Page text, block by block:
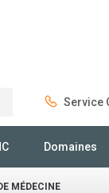
Service
Domaines
MÉDECINE